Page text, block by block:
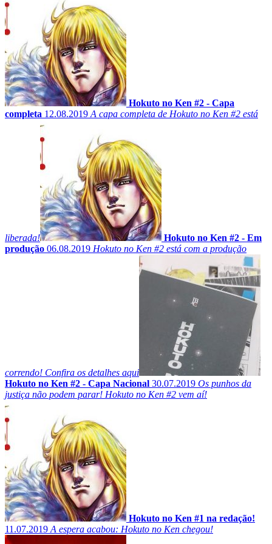
Hokuto no Ken #2 - Capa
completa 12.08.2019 A capa completa de Hokuto no Ken #2 está
liberada!
Hokuto no Ken #2 - Em
produção 06.08.2019 Hokuto no Ken #2 está com a produção
correndo! Confira os detalhes aqui
Hokuto no Ken #2 - Capa Nacional 30.07.2019 Os punhos da
justiça não podem parar! Hokuto no Ken #2 vem aí!
Hokuto no Ken #1 na redação!
11.07.2019 A espera acabou: Hokuto no Ken chegou!